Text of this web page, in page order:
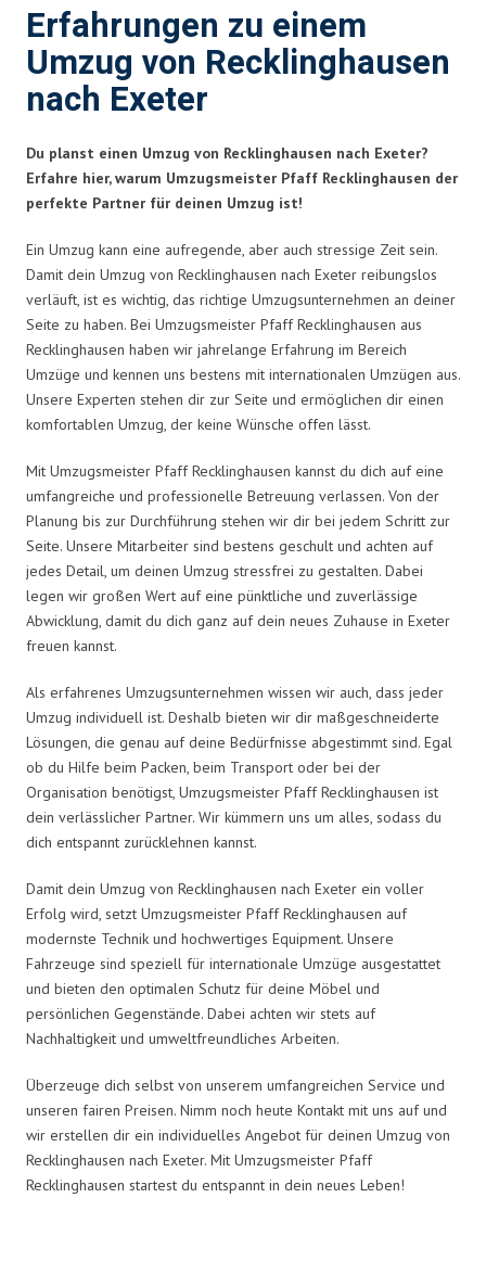
Erfahrungen zu einem
Umzug von Recklinghausen
nach Exeter
Du planst einen Umzug von Recklinghausen nach Exeter?
Erfahre hier, warum Umzugsmeister Pfaff Recklinghausen der
perfekte Partner für deinen Umzug ist!
Ein Umzug kann eine aufregende, aber auch stressige Zeit sein.
Damit dein Umzug von Recklinghausen nach Exeter reibungslos
verläuft, ist es wichtig, das richtige Umzugsunternehmen an deiner
Seite zu haben. Bei Umzugsmeister Pfaff Recklinghausen aus
Recklinghausen haben wir jahrelange Erfahrung im Bereich
Umzüge und kennen uns bestens mit internationalen Umzügen aus.
Unsere Experten stehen dir zur Seite und ermöglichen dir einen
komfortablen Umzug, der keine Wünsche offen lässt.
Mit Umzugsmeister Pfaff Recklinghausen kannst du dich auf eine
umfangreiche und professionelle Betreuung verlassen. Von der
Planung bis zur Durchführung stehen wir dir bei jedem Schritt zur
Seite. Unsere Mitarbeiter sind bestens geschult und achten auf
jedes Detail, um deinen Umzug stressfrei zu gestalten. Dabei
legen wir großen Wert auf eine pünktliche und zuverlässige
Abwicklung, damit du dich ganz auf dein neues Zuhause in Exeter
freuen kannst.
Als erfahrenes Umzugsunternehmen wissen wir auch, dass jeder
Umzug individuell ist. Deshalb bieten wir dir maßgeschneiderte
Lösungen, die genau auf deine Bedürfnisse abgestimmt sind. Egal
ob du Hilfe beim Packen, beim Transport oder bei der
Organisation benötigst, Umzugsmeister Pfaff Recklinghausen ist
dein verlässlicher Partner. Wir kümmern uns um alles, sodass du
dich entspannt zurücklehnen kannst.
Damit dein Umzug von Recklinghausen nach Exeter ein voller
Erfolg wird, setzt Umzugsmeister Pfaff Recklinghausen auf
modernste Technik und hochwertiges Equipment. Unsere
Fahrzeuge sind speziell für internationale Umzüge ausgestattet
und bieten den optimalen Schutz für deine Möbel und
persönlichen Gegenstände. Dabei achten wir stets auf
Nachhaltigkeit und umweltfreundliches Arbeiten.
Überzeuge dich selbst von unserem umfangreichen Service und
unseren fairen Preisen. Nimm noch heute Kontakt mit uns auf und
wir erstellen dir ein individuelles Angebot für deinen Umzug von
Recklinghausen nach Exeter. Mit Umzugsmeister Pfaff
Recklinghausen startest du entspannt in dein neues Leben!